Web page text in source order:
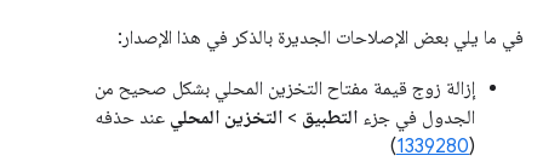
في ما يلي بعض الإصلاحات الجديرة بالذكر في هذا الإصدار:
إزالة زوج قيمة مفتاح التخزين المحلي بشكل صحيح من
الجدول في جزء التطبيق > التخزين المحلي عند حذفه
(
1339280
)